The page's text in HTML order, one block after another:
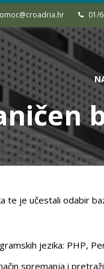
01/
te je učestali odabir
jezika: PHP,
spremanja i